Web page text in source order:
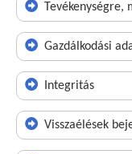
Tevékenységre,
Gazdálkodási
Integritás
Visszaélések